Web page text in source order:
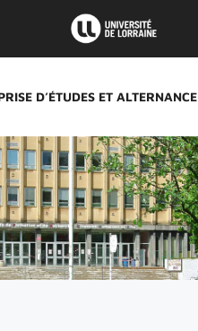
D’ÉTUDES ET ALTERNANCE